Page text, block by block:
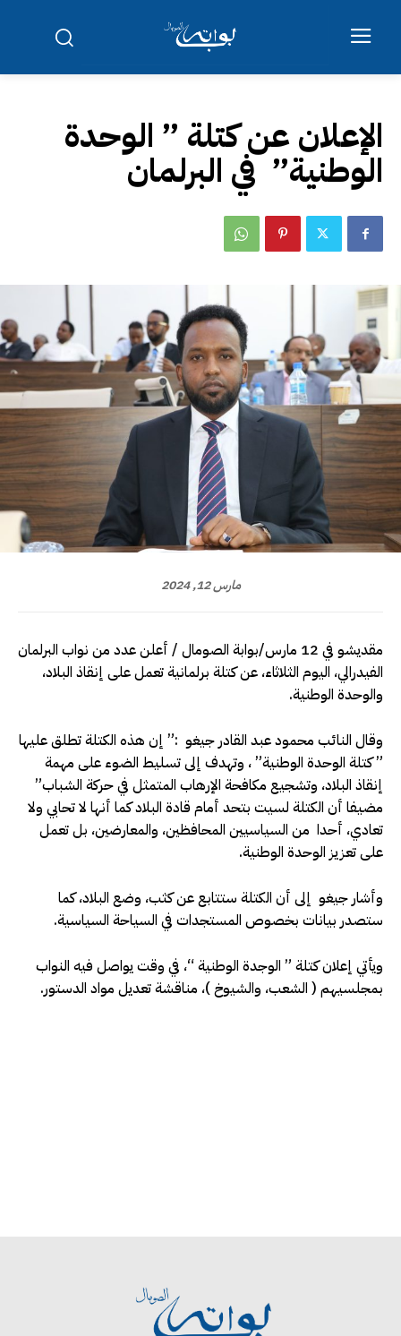
الإعلان عن كتلة ” الوحدة
الوطنية” في البرلمان
مارس 12, 2024
مقديشو في 12 مارس/بوابة الصومال / أعلن عدد من نواب البرلمان
الفيدرالي، اليوم الثلاثاء، عن كتلة برلمانية تعمل على إنقاذ البلاد،
والوحدة الوطنية.
وقال النائب محمود عبد القادر جيغو :” إن هذه الكتلة تطلق عليها
” كتلة الوحدة الوطنية” ، وتهدف إلى تسليط الضوء على مهمة
إنقاذ البلاد، وتشجيع مكافحة الإرهاب المتمثل في حركة الشباب”
مضيفا أن الكتلة لسيت بتحد أمام قادة البلاد كما أنها لا تحابي ولا
تعادي، أحدا من السياسيين المحافظين، والمعارضين، بل تعمل
على تعزيز الوحدة الوطنية.
وأشار جيغو إلى أن الكتلة ستتابع عن كثب، وضع البلاد، كما
ستصدر بيانات بخصوص المستجدات في السياحة السياسية.
ويأتي إعلان كتلة ” الوجدة الوطنية “، في وقت يواصل فيه النواب
بمجلسيهم ( الشعب، والشيوخ )، مناقشة تعديل مواد الدستور.